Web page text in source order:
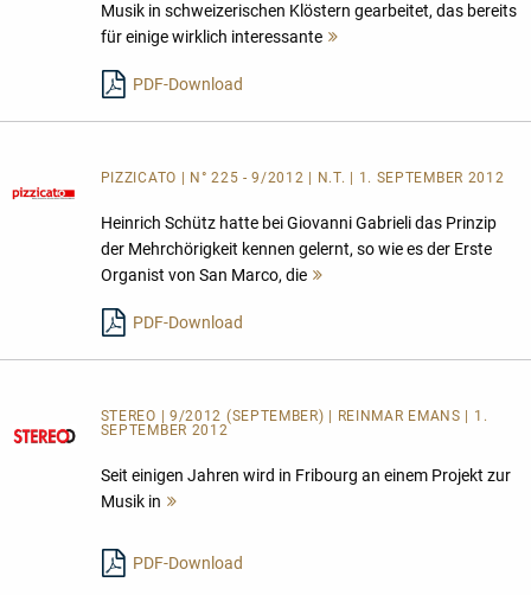
Musik in schweizerischen Klöstern gearbeitet, das bereits
für einige wirklich interessante
PDF-Download
PIZZICATO | N° 225 - 9/2012 | N.T. | 1. SEPTEMBER 2012
Heinrich Schütz hatte bei Giovanni Gabrieli das Prinzip
der Mehrchörigkeit kennen gelernt, so wie es der Erste
Organist von San Marco, die
PDF-Download
STEREO | 9/2012 (SEPTEMBER) | REINMAR EMANS | 1.
SEPTEMBER 2012
Seit einigen Jahren wird in Fribourg an einem Projekt zur
Musik in
PDF-Download